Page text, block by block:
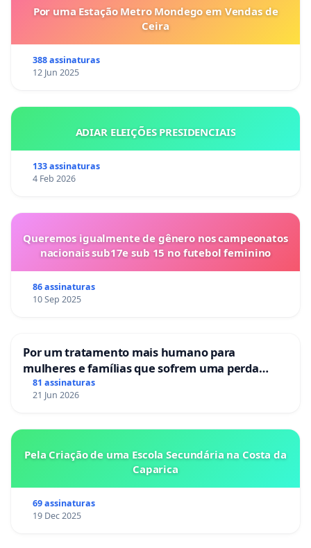
Por uma Estação Metro Mondego em Vendas de
Ceira
388 assinaturas
12 Jun 2025
ADIAR ELEIÇÕES PRESIDENCIAIS
133 assinaturas
4 Feb 2026
Queremos igualmente de gênero nos campeonatos
nacionais sub17e sub 15 no futebol feminino
86 assinaturas
10 Sep 2025
Por um tratamento mais humano para
mulheres e famílias que sofrem uma perda
gestacional nos hospitais portugueses
81 assinaturas
21 Jun 2026
Pela Criação de uma Escola Secundária na Costa da
Caparica
69 assinaturas
19 Dec 2025